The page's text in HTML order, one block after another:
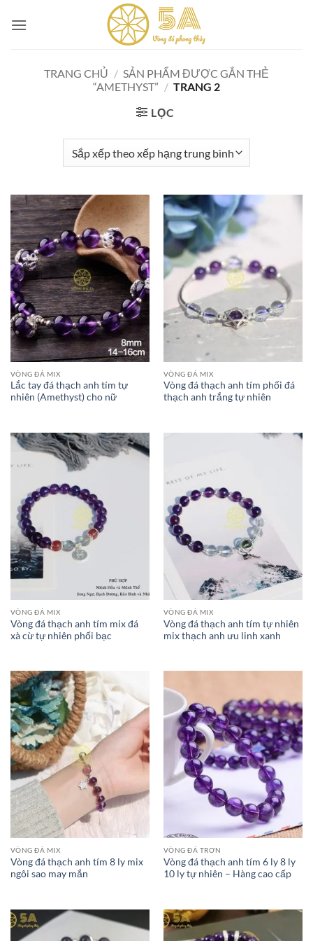
TRANG CHỦ / SẢN PHẨM ĐƯỢC GẮN THẺ
“AMETHYST” / TRANG 2
LỌC
VÒNG ĐÁ MIX
Lắc tay đá thạch anh tím tự
nhiên (Amethyst) cho nữ
VÒNG ĐÁ MIX
Vòng đá thạch anh tím phối đá
thạch anh trắng tự nhiên
VÒNG ĐÁ MIX
Vòng đá thạch anh tím mix đá
xà cừ tự nhiên phối bạc
VÒNG ĐÁ MIX
Vòng đá thạch anh tím tự nhiên
mix thạch anh ưu linh xanh
VÒNG ĐÁ MIX
Vòng đá thạch anh tím 8 ly mix
ngôi sao may mắn
VÒNG ĐÁ TRƠN
Vòng đá thạch anh tím 6 ly 8 ly
10 ly tự nhiên – Hàng cao cấp